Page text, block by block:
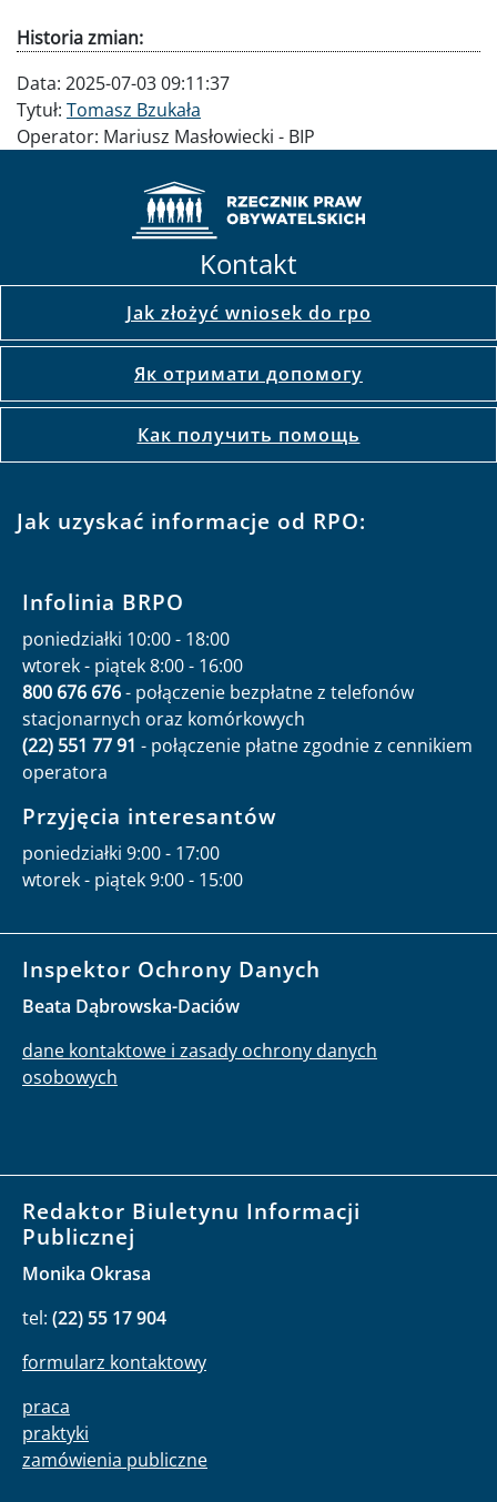
Historia zmian:
Data: 2025-07-03 09:11:37
Tytuł: Tomasz Bzukała
Operator: Mariusz Masłowiecki - BIP
Kontakt
Jak złożyć wniosek do rpo
Як отримати допомогу
Как получить помощь
Jak uzyskać informacje od RPO:
Infolinia BRPO
poniedziałki 10:00 - 18:00
wtorek - piątek 8:00 - 16:00
800 676 676- połączenie bezpłatne z telefonów
stacjonarnych oraz komórkowych
(22) 551 77 91 - połączenie płatne zgodnie z cennikiem
operatora
Przyjęcia interesantów
poniedziałki 9:00 - 17:00
wtorek - piątek 9:00 - 15:00
Inspektor Ochrony Danych
Beata Dąbrowska-Daciów
dane kontaktowe i zasady ochrony danych
osobowych
Redaktor Biuletynu Informacji
Publicznej
Monika Okrasa
tel: (22) 55 17 904
formularz kontaktowy
praca
praktyki
zamówienia publiczne